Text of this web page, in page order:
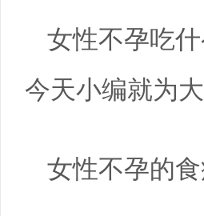
女性不孕吃
今天小编就为
女性不孕的